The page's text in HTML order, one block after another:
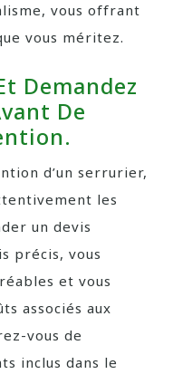
vous offrant
vous méritez.
Demandez
De
d’un serrurier,
les
un devis
précis, vous
et vous
associés aux
vous de
inclus dans le